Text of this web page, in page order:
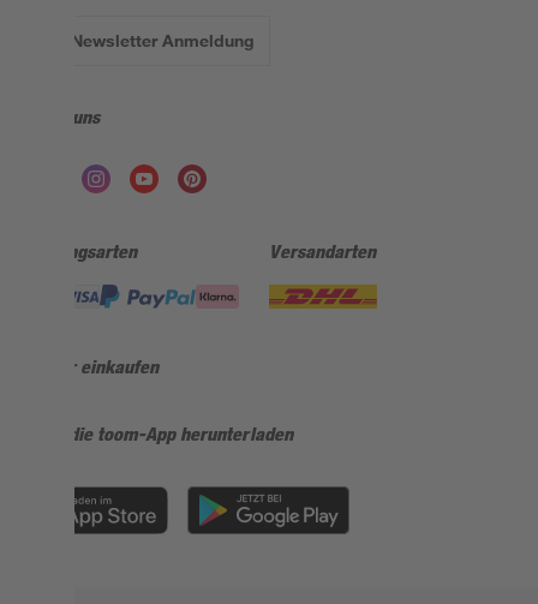
Zur Newsletter Anmeldung
Folge uns
Zahlungsarten Versandarten
Sicher einkaufen
Jetzt die toom-App herunterladen